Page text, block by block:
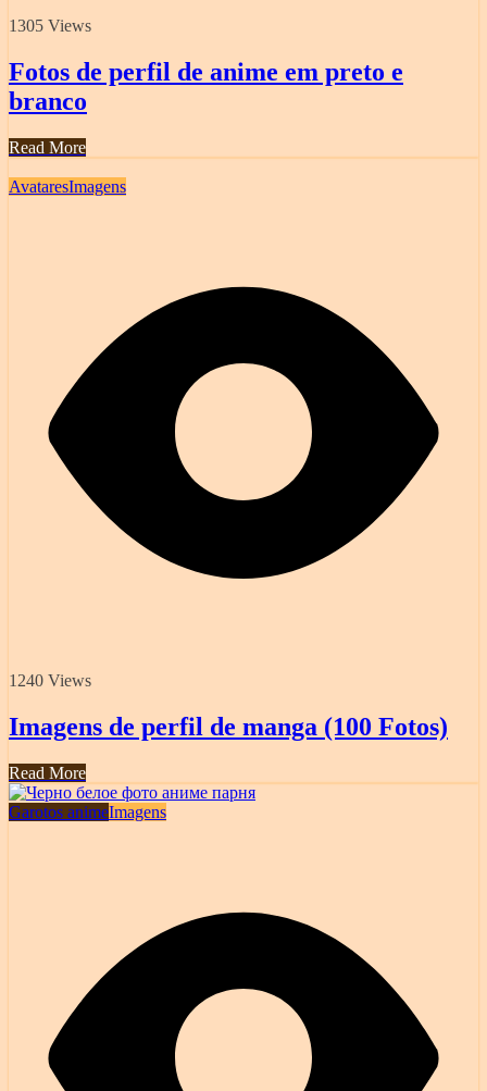
1305 Views
Fotos de perfil de anime em preto e
branco
Read More
AvataresImagens
1240 Views
Imagens de perfil de manga (100 Fotos)
Read More
Garotos animeImagens